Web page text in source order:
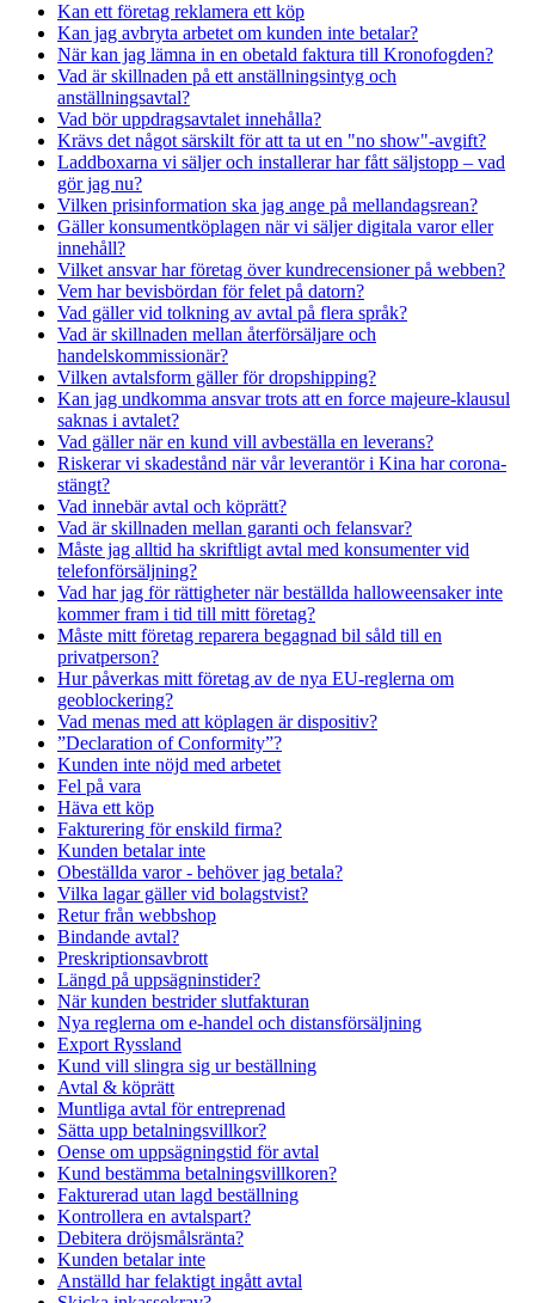
Kan ett företag reklamera ett köp
Kan jag avbryta arbetet om kunden inte betalar?
När kan jag lämna in en obetald faktura till Kronofogden?
Vad är skillnaden på ett anställningsintyg och
anställningsavtal?
Vad bör uppdragsavtalet innehålla?
Krävs det något särskilt för att ta ut en "no show"-avgift?
Laddboxarna vi säljer och installerar har fått säljstopp – vad
gör jag nu?
Vilken prisinformation ska jag ange på mellandagsrean?
Gäller konsumentköplagen när vi säljer digitala varor eller
innehåll?
Vilket ansvar har företag över kundrecensioner på webben?
Vem har bevisbördan för felet på datorn?
Vad gäller vid tolkning av avtal på flera språk?
Vad är skillnaden mellan återförsäljare och
handelskommissionär?
Vilken avtalsform gäller för dropshipping?
Kan jag undkomma ansvar trots att en force majeure-klausul
saknas i avtalet?
Vad gäller när en kund vill avbeställa en leverans?
Riskerar vi skadestånd när vår leverantör i Kina har corona-
stängt?
Vad innebär avtal och köprätt?
Vad är skillnaden mellan garanti och felansvar?
Måste jag alltid ha skriftligt avtal med konsumenter vid
telefonförsäljning?
Vad har jag för rättigheter när beställda halloweensaker inte
kommer fram i tid till mitt företag?
Måste mitt företag reparera begagnad bil såld till en
privatperson?
Hur påverkas mitt företag av de nya EU-reglerna om
geoblockering?
Vad menas med att köplagen är dispositiv?
”Declaration of Conformity”?
Kunden inte nöjd med arbetet
Fel på vara
Häva ett köp
Fakturering för enskild firma?
Kunden betalar inte
Obeställda varor - behöver jag betala?
Vilka lagar gäller vid bolagstvist?
Retur från webbshop
Bindande avtal?
Preskriptionsavbrott
Längd på uppsägninstider?
När kunden bestrider slutfakturan
Nya reglerna om e-handel och distansförsäljning
Export Ryssland
Kund vill slingra sig ur beställning
Avtal & köprätt
Muntliga avtal för entreprenad
Sätta upp betalningsvillkor?
Oense om uppsägningstid för avtal
Kund bestämma betalningsvillkoren?
Fakturerad utan lagd beställning
Kontrollera en avtalspart?
Debitera dröjsmålsränta?
Kunden betalar inte
Anställd har felaktigt ingått avtal